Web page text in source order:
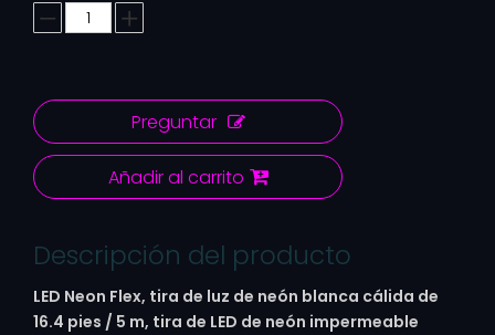
Preguntar
Añadir al carrito
Descripción del producto
LED Neon Flex, tira de luz de neón blanca cálida de
16.4 pies / 5 m, tira de LED de neón impermeable